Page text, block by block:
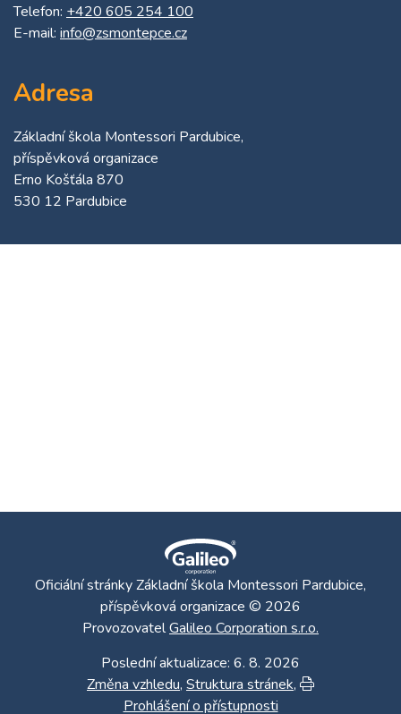
Telefon: +420 605 254 100
E-mail: info@zsmontepce.cz
Adresa
Základní škola Montessori Pardubice,
příspěvková organizace
Erno Košťála 870
530 12 Pardubice
Oficiální stránky Základní škola Montessori Pardubice,
příspěvková organizace © 2026
ProvozovatelGalileo Corporation s.r.o.
Poslední aktualizace: 6. 8. 2026
Změna vzhledu, Struktura stránek, Vytisknout
Prohlášení o přístupnosti